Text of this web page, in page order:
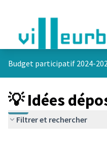
Budget participatif 2024-
💡 Idées
Filtrer et rechercher